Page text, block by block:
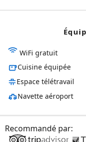
WiFi gratuit
Cuisine équipée
Espace télétravail
Navette aéroport
Recommandé par: